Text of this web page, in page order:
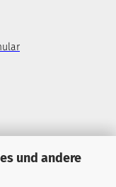
und andere